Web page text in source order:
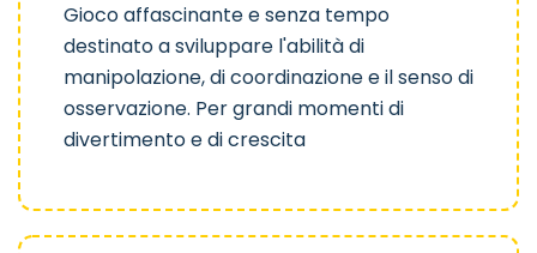
Gioco affascinante e senza tempo
destinato a sviluppare l'abilità di
manipolazione, di coordinazione e il senso di
osservazione. Per grandi momenti di
divertimento e di crescita